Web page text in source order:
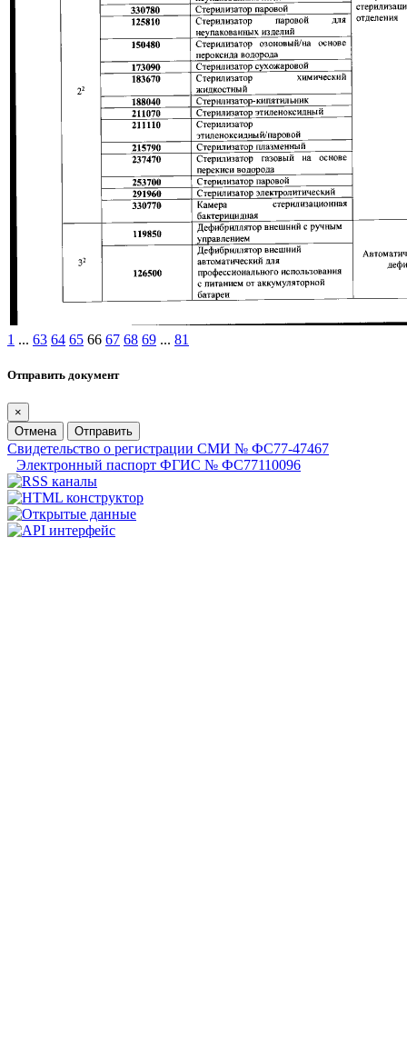
1 ... 63 64 65 66 67 68 69 ... 81
Отправить документ
×
Отмена
Отправить
Свидетельство о регистрации СМИ № ФС77-47467
Электронный паспорт ФГИС № ФС77110096